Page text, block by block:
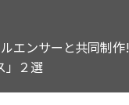
ルエンサーと共同制
」２選